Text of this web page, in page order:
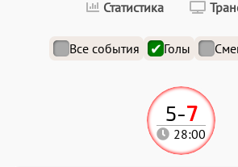
Статистика
Все события Голы
5-7
28:00